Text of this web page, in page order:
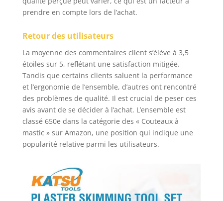
prendre en compte lors de l’achat.
Retour des utilisateurs
La moyenne des commentaires client s’élève à 3,5
étoiles sur 5, reflétant une satisfaction mitigée.
Tandis que certains clients saluent la performance
et l’ergonomie de l’ensemble, d’autres ont rencontré
des problèmes de qualité. Il est crucial de peser ces
avis avant de se décider à l’achat. L’ensemble est
classé 650e dans la catégorie des « Couteaux à
mastic » sur Amazon, une position qui indique une
popularité relative parmi les utilisateurs.